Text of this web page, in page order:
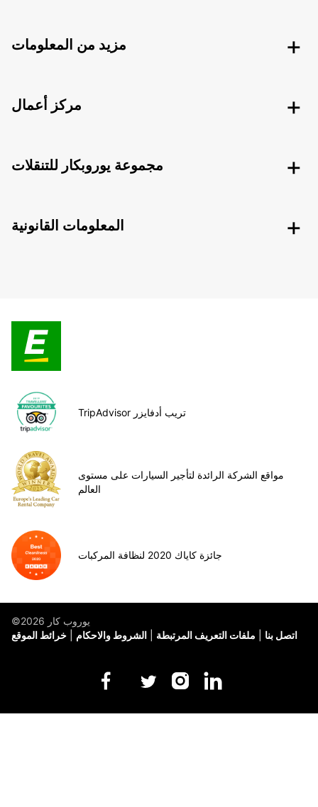
مزيد من المعلومات
مركز أعمال
مجموعة يوروبكار للتنقلات
المعلومات القانونية
TripAdvisor تريب أدفايزر
مواقع الشركة الرائدة لتأجير السيارات على مستوى
العالم
جائزة كاياك 2020 لنظافة المركبات
©يوروب كار 2026
خرائط الموقع
الشروط والاحكام ملفات التعريف المرتبطة اتصل بنا